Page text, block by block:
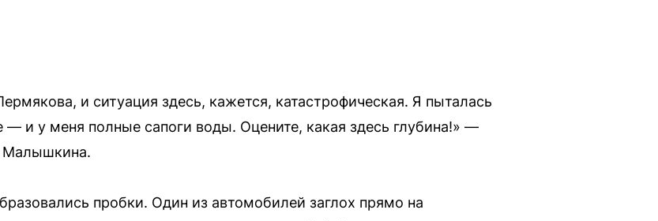
и ситуация здесь, кажется, катастрофическая. Я пыталась
— и у меня полные сапоги воды. Оцените, какая здесь глубина!» —
Малышкина.
пробки. Один из автомобилей заглох прямо на